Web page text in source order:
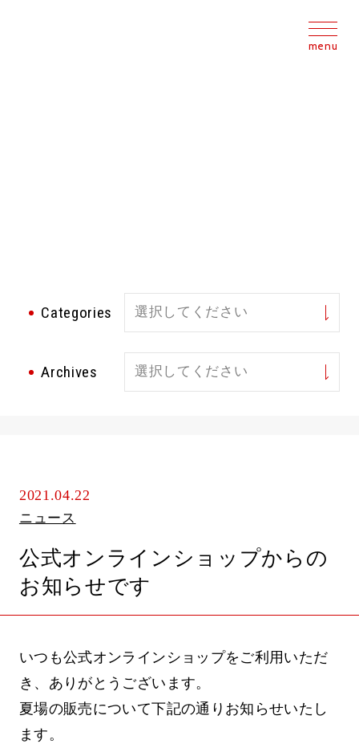
Categories 選択してください
Archives 選択してください
2021.04.22
ニュース
公式オンラインショップからの
お知らせです
いつも公式オンラインショップをご利用いただ
き、ありがとうございます。
夏場の販売について下記の通りお知らせいたし
ます。